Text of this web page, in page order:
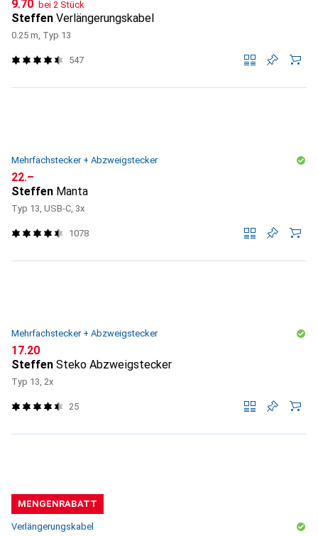
CHF
9.70 bei 2 Stück
Steffen Verlängerungskabel
0.25 m, Typ 13
547
Mehrfachstecker + Abzweigstecker
CHF
22.–
Steffen Manta
Typ 13, USB-C, 3x
1078
Mehrfachstecker + Abzweigstecker
CHF
17.20
Steffen Steko Abzweigstecker
Typ 13, 2x
25
MENGENRABATT
Verlängerungskabel